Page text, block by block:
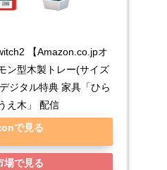
【Amazon.co.jpオ
ン型木製トレー(サイズ
ジタル特典 家具「ひら
え木」 配信
で見る
場で見る